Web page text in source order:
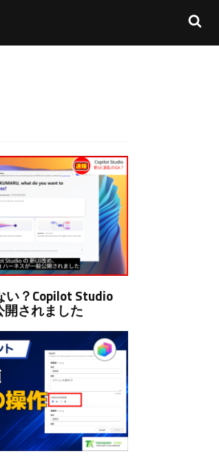
い？Copilot Studio
されました